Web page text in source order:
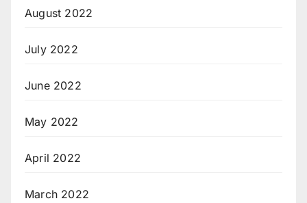
August 2022
July 2022
June 2022
May 2022
April 2022
March 2022